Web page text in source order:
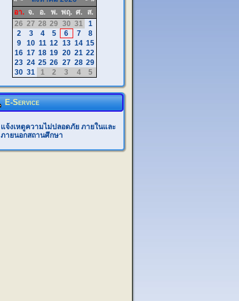
อา. จ. อ. พ. พฤ. ศ.
ส.
26 27 28 29 30 31
1
2
3 4 5 6 7
8
9
10 11 12 13 14 15
16 17 18 19 20 21 22
23 24 25 26 27 28 29
30 31 1 2 3 4 5
E-Service
แจ้งเหตูความไม่ปลอดภัย ภายในและ
ภายนอกสถานศึกษา